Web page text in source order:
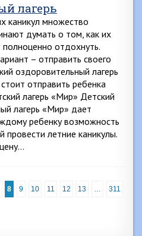
лагерь
каникул множество
думать о том, как их
отдохнуть.
– отправить своего
оздоровительный лагерь
отправить ребенка
лагерь «Мир» Детский
лагерь «Мир» дает
ребенку возможность
провести летние каникулы.
8 9 10 11 12 13 …
311